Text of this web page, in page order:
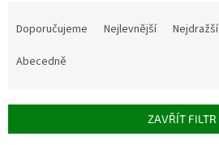
r
Doporučujeme Nejlevnější Nejdražší
Abecedně
ZAVŘÍT FILTR